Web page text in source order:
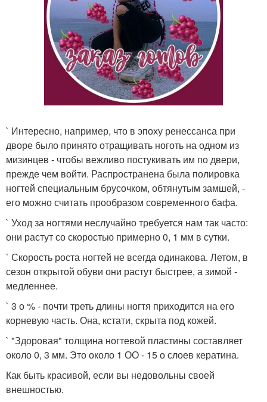
` Интересно, например, что в эпоху ренессанса при
дворе было принято отращивать ноготь на одном из
мизинцев - чтобы вежливо постукивать им по двери,
прежде чем войти. Распространена была полировка
ногтей специальным брусочком, обтянутым замшей, -
его можно считать прообразом современного бафа.
` Уход за ногтями неслучайно требуется нам так часто:
они растут со скоростью примерно 0, 1 мм в сутки.
` Скорость роста ногтей не всегда одинакова. Летом, в
сезон открытой обуви они растут быстрее, а зимой -
медленнее.
` 3 о % - почти треть длины ногтя приходится на его
корневую часть. Она, кстати, скрыта под кожей.
` "Здоровая" толщина ногтевой пластины составляет
около 0, 3 мм. Это около 1 ОО - 15 о слоев кератина.
Как быть красивой, если вы недовольны своей
внешностью.